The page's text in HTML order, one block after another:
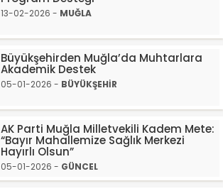
13-02-2026 - MUĞLA
Büyükşehirden Muğla’da Muhtarlara
Akademik Destek
05-01-2026 - BÜYÜKŞEHİR
AK Parti Muğla Milletvekili Kadem Mete:
“Bayır Mahallemize Sağlık Merkezi
Hayırlı Olsun”
05-01-2026 - GÜNCEL